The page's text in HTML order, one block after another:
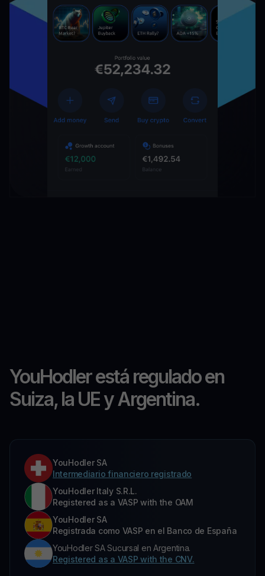
YouHodler está regulado en
Suiza, la UE y Argentina.
YouHodler SA
Intermediario financiero registrado
YouHodler Italy S.R.L.
Registered as a VASP with the OAM
YouHodler SA
Registrada como VASP en el Banco de España
YouHodler SA Sucursal en Argentina.
Registered as a VASP with the CNV.